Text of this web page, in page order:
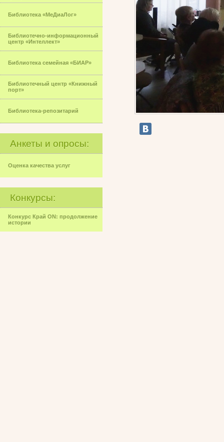
Библиотека «МеДиаЛог»
Библиотечно-информационный
центр «Интеллект»
Библиотека семейная «БИАР»
Библиотечный центр «Книжный
порт»
Библиотека-репозитарий
Анкеты и опросы:
Оценка качества услуг
Конкурсы:
Конкурс Край ON: продолжение
истории